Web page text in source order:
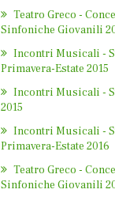
Teatro Greco -
Sinfoniche Giovanili
Incontri Musicali -
Primavera-Estate 2015
Incontri Musicali -
2015
Incontri Musicali -
Primavera-Estate 2016
Teatro Greco -
Sinfoniche Giovanili